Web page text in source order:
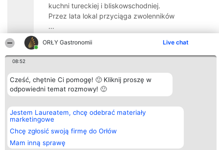
ORŁY Gastronomii Live chat
08:52
Cześć, chętnie Ci pomogę! 🙂 Kliknij proszę w
odpowiedni temat rozmowy! 🙂
Jestem Laureatem, chcę odebrać materiały
marketingowe
Chcę zgłosić swoją firmę do Orłów
Mam inną sprawę
kuchni tureckiej i bliskowschodniej.
Przez lata lokal przyciąga zwolenników
...
8.7
Organizator plebiscytu
Bright Side Solutions sp. z o.
o. sp. k.
Wrocław 50-079
KRS 0000749100 | Regon
381313360 | NIP 8943132676
+48 508 492 400
Plebiscyt
Laureaci
Lista
Laureatów
Zasady
Polityka
Kontakt